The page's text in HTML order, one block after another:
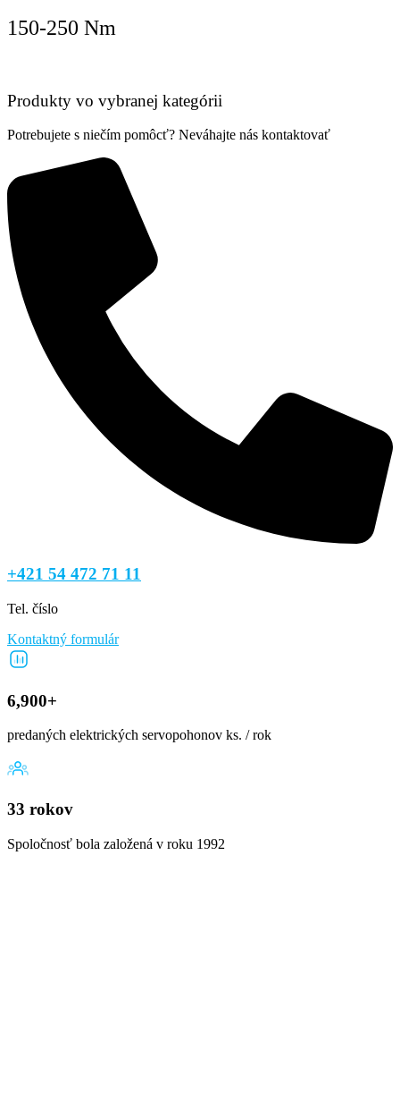
150-250 Nm
Produkty vo vybranej kategórii
Potrebujete s niečím pomôcť? Neváhajte nás kontaktovať
+421 54 472 71 11
Tel. číslo
Kontaktný formulár
6,900+
predaných elektrických servopohonov ks. / rok
33 rokov
Spoločnosť bola založená v roku 1992